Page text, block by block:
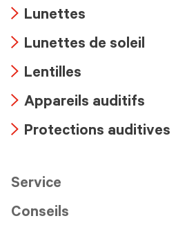
icon
Lunettes
icon
Lunettes de soleil
icon
Lentilles
icon
Appareils auditifs
Protections auditives
Service
Conseils